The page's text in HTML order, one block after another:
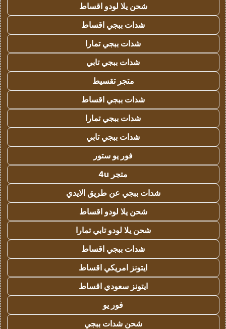
شحن يلا لودو اقساط
شدات ببجي اقساط
شدات ببجي تمارا
شدات ببجي تابي
متجر تقسيط
شدات ببجي اقساط
شدات ببجي تمارا
شدات ببجي تابي
فور يو ستور
متجر 4u
شدات ببجي عن طريق الايدي
شحن يلا لودو اقساط
شحن يلا لودو تابي تمارا
شدات ببجي اقساط
ايتونز امريكي اقساط
ايتونز سعودي اقساط
فور يو
شحن شدات ببجي